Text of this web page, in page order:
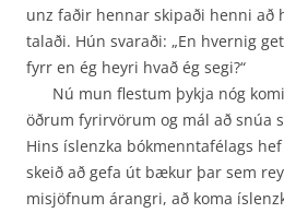
unz faðir hennar skipaði henni að
talaði. Hún svaraði: „En hvernig
fyrr en ég heyri hvað ég segi?“
Nú mun flestum þykja nóg
öðrum fyrirvörum og mál að snúa
Hins íslenzka bókmenntafélags
skeið að gefa út bækur þar sem
misjöfnum árangri, að koma